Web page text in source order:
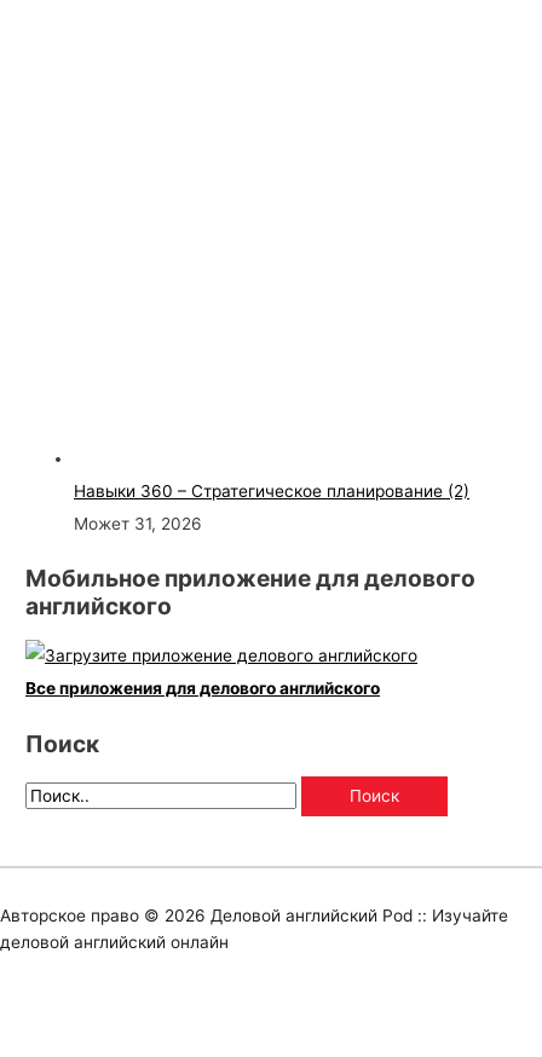
Навыки 360 – Стратегическое планирование (2)
Может 31, 2026
Мобильное приложение для делового
английского
Все приложения для делового английского
Поиск
Авторское право © 2026 Деловой английский Pod :: Изучайте
деловой английский онлайн